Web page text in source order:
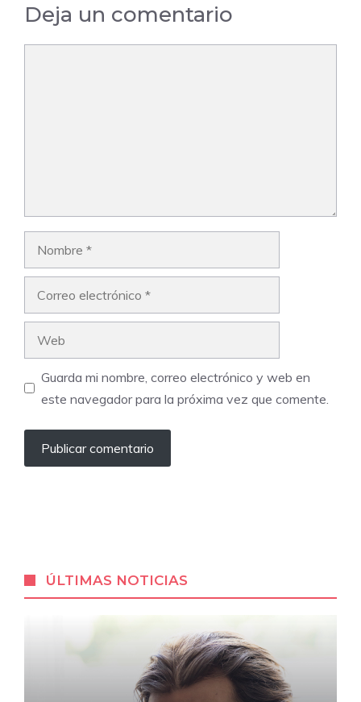
Deja un comentario
Guarda mi nombre, correo electrónico y web en
este navegador para la próxima vez que comente.
ÚLTIMAS NOTICIAS